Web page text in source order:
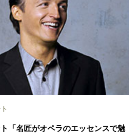
「名匠がオペラのエッセンスで魅